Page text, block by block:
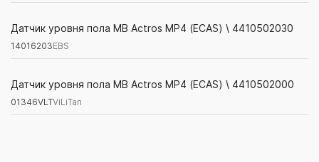
14016203EBS
Датчик уровня пола MB Actros MP4 (ECAS) \ 4410502030
14016203EBS
01346VLTViLiTan
Датчик уровня пола MB Actros MP4 (ECAS) \ 4410502000
01346VLTViLiTan